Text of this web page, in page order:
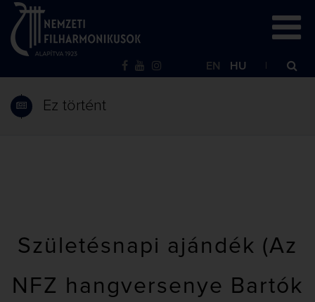
EN HU
Ez történt
Születésnapi ajándék (Az
NFZ hangversenye Bartók